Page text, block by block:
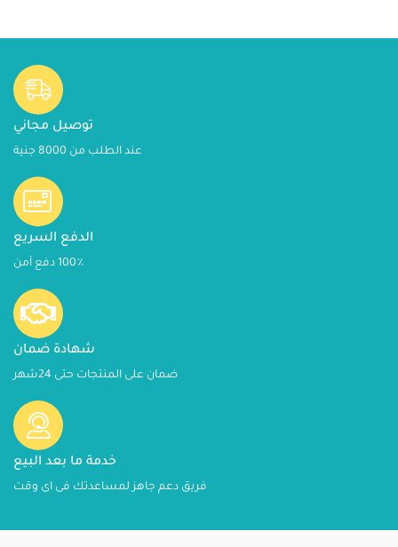
توصيل مجاني
عند الطلب من 8000 جنية
الدفع السريع
100٪ دفع آمن
شهادة ضمان
ضمان على المنتجات حتى 24شهر
خدمة ما بعد البيع
فريق دعم جاهز لمساعدتك فى اى وقت